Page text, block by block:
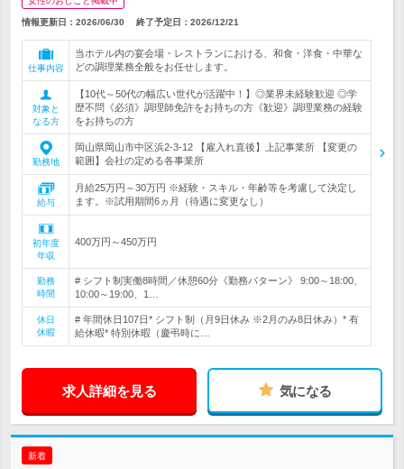
情報更新日：2026/06/30 終了予定日： 2026/12/21
仕事内容
当ホテル内の宴会場・レストランにおける、和食・洋食・中華な
どの調理業務全般をお任せします。
対象と
なる方
【10代～50代の幅広い世代が活躍中！】◎業界未経験歓迎 ◎学
歴不問《必須》調理師免許をお持ちの方《歓迎》調理業務の経験
をお持ちの方
勤務地
岡山県岡山市中区浜2-3-12 【雇入れ直後】上記事業所 【変更の
範囲】会社の定める各事業所
給与
月給25万円～30万円 ※経験・スキル・年齢等を考慮して決定し
ます。※試用期間6ヵ月（待遇に変更なし）
初年度
年収
400万円～450万円
勤務
時間
# シフト制実働8時間／休憩60分《勤務パターン》 9:00～18:00、
10:00～19:00、1…
休日
休暇
# 年間休日107日* シフト制（月9日休み ※2月のみ8日休み）* 有
給休暇* 特別休暇（慶弔時に…
求人詳細を見る 気になる
新着